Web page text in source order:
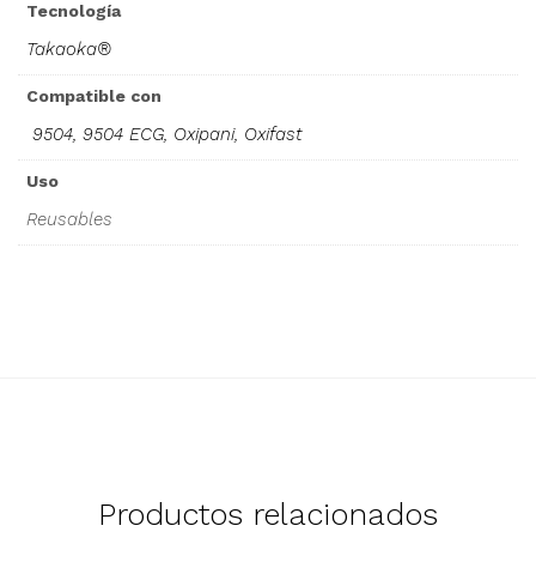
Tecnología
Takaoka®
Compatible con
9504, 9504 ECG, Oxipani, Oxifast
Uso
Reusables
Productos relacionados